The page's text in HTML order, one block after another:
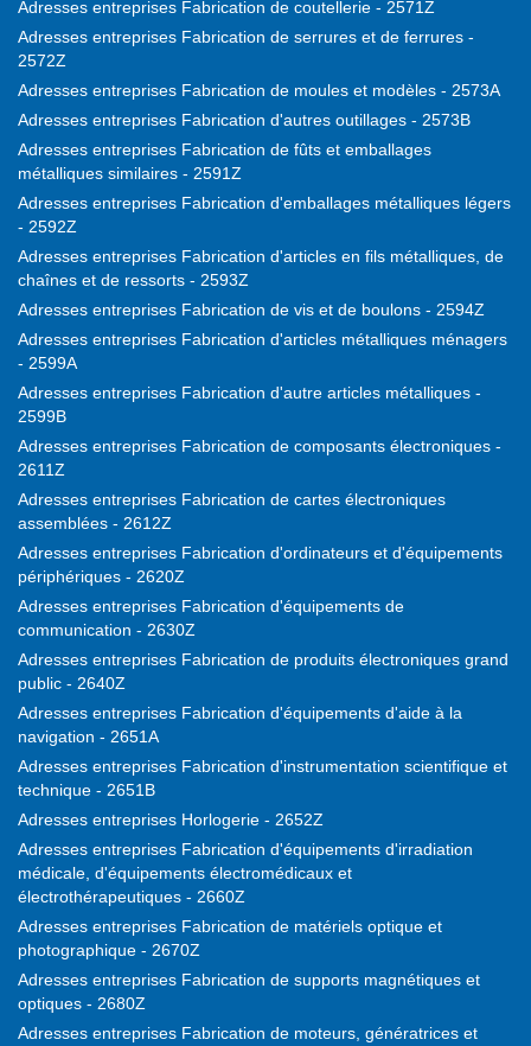
Adresses entreprises Fabrication de coutellerie - 2571Z
Adresses entreprises Fabrication de serrures et de ferrures -
2572Z
Adresses entreprises Fabrication de moules et modèles - 2573A
Adresses entreprises Fabrication d'autres outillages - 2573B
Adresses entreprises Fabrication de fûts et emballages
métalliques similaires - 2591Z
Adresses entreprises Fabrication d'emballages métalliques légers
- 2592Z
Adresses entreprises Fabrication d'articles en fils métalliques, de
chaînes et de ressorts - 2593Z
Adresses entreprises Fabrication de vis et de boulons - 2594Z
Adresses entreprises Fabrication d'articles métalliques ménagers
- 2599A
Adresses entreprises Fabrication d'autre articles métalliques -
2599B
Adresses entreprises Fabrication de composants électroniques -
2611Z
Adresses entreprises Fabrication de cartes électroniques
assemblées - 2612Z
Adresses entreprises Fabrication d'ordinateurs et d'équipements
périphériques - 2620Z
Adresses entreprises Fabrication d'équipements de
communication - 2630Z
Adresses entreprises Fabrication de produits électroniques grand
public - 2640Z
Adresses entreprises Fabrication d'équipements d'aide à la
navigation - 2651A
Adresses entreprises Fabrication d'instrumentation scientifique et
technique - 2651B
Adresses entreprises Horlogerie - 2652Z
Adresses entreprises Fabrication d'équipements d'irradiation
médicale, d'équipements électromédicaux et
électrothérapeutiques - 2660Z
Adresses entreprises Fabrication de matériels optique et
photographique - 2670Z
Adresses entreprises Fabrication de supports magnétiques et
optiques - 2680Z
Adresses entreprises Fabrication de moteurs, génératrices et